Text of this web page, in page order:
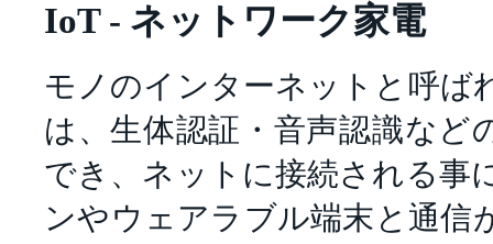
IoT - ネットワーク家電
モノのインターネットと呼ば
は、生体認証・音声認識など
でき、ネットに接続される事
ンやウェアラブル端末と通信